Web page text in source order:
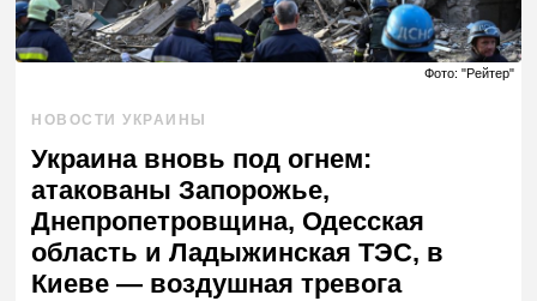
Фото: "Рейтер"
НОВОСТИ УКРАИНЫ
Украина вновь под огнем:
атакованы Запорожье,
Днепропетровщина, Одесская
область и Ладыжинская ТЭС, в
Киеве — воздушная тревога